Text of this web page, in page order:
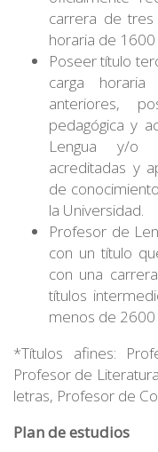
carrera de
horaria de
Poseer título
carga
anteriores,
pedagógica y
Lengua y/o
acreditadas y
de
la Universidad.
Profesor de
con un título
con una
títulos
menos de 2600
*Títulos afines:
Profesor de
letras, Profesor de
Plan de estudios